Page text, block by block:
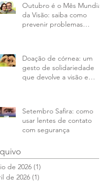
Outubro é o Mês Mundial
da Visão: saiba como
prevenir problemas
Doação de córnea: um
gesto de solidariedade
que devolve a visão e
Setembro Safira: como
usar lentes de contato
com segurança
de 2026 (1)
de 2026 (1)